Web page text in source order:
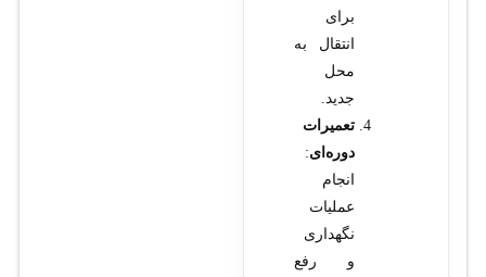
برای
انتقال به
محل
جدید.
تعمیرات
دوره‌ای:
انجام
عملیات
نگهداری
و رفع